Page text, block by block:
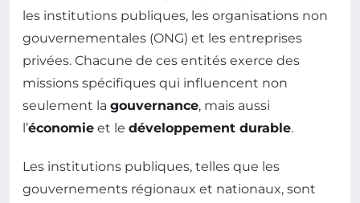
les institutions publiques, les organisations non
gouvernementales (ONG) et les entreprises
privées. Chacune de ces entités exerce des
missions spécifiques qui influencent non
seulement la gouvernance, mais aussi
l’économie et le développement durable.
Les institutions publiques, telles que les
gouvernements régionaux et nationaux, sont